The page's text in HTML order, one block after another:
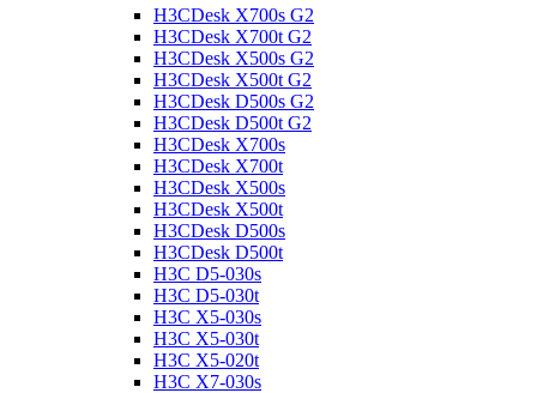
H3CDesk X700s G2
H3CDesk X700t G2
H3CDesk X500s G2
H3CDesk X500t G2
H3CDesk D500s G2
H3CDesk D500t G2
H3CDesk X700s
H3CDesk X700t
H3CDesk X500s
H3CDesk X500t
H3CDesk D500s
H3CDesk D500t
H3C D5-030s
H3C D5-030t
H3C X5-030s
H3C X5-030t
H3C X5-020t
H3C X7-030s